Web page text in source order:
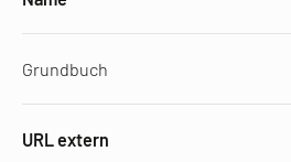
Grundbuch
URL extern